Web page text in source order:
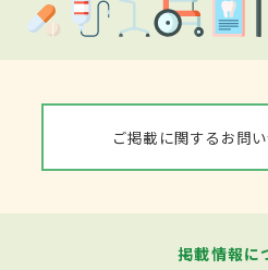
ご掲載に関するお問
掲載情報に